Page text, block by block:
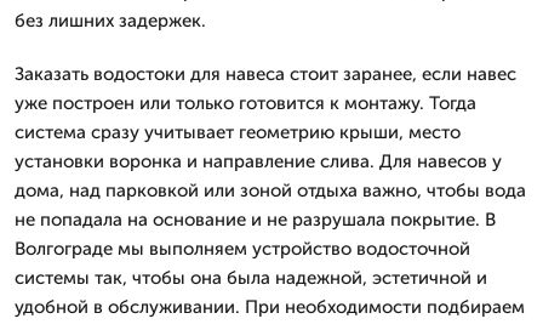
без лишних задержек.
Заказать водостоки для навеса стоит заранее, если навес
уже построен или только готовится к монтажу. Тогда
система сразу учитывает геометрию крыши, место
установки воронка и направление слива. Для навесов у
дома, над парковкой или зоной отдыха важно, чтобы вода
не попадала на основание и не разрушала покрытие. В
Волгограде мы выполняем устройство водосточной
системы так, чтобы она была надежной, эстетичной и
удобной в обслуживании. При необходимости подбираем